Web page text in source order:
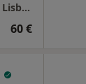
LUMA Psicologia Clínica | Consultório Online – Lisboa
60 €